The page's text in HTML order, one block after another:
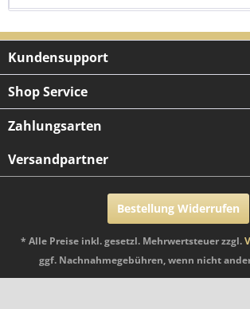
Kundensupport
Shop Service
Zahlungsarten
Versandpartner
Bestellung Widerrufen
* Alle Preise inkl. gesetzl. Mehrwertsteuer zzgl.
ggf. Nachnahmegebühren, wenn nicht